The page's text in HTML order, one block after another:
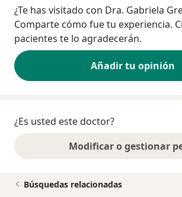
¿Te has visitado con Dra. Gabriela
Comparte cómo fue tu experiencia.
pacientes te lo agradecerán.
Añadir tu opinión
¿Es usted este doctor?
Modificar o gestionar
Búsquedas relacionadas